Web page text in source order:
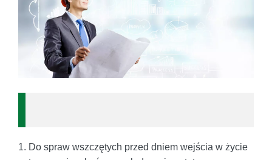
1. Do spraw wszczętych przed dniem wejścia w życie